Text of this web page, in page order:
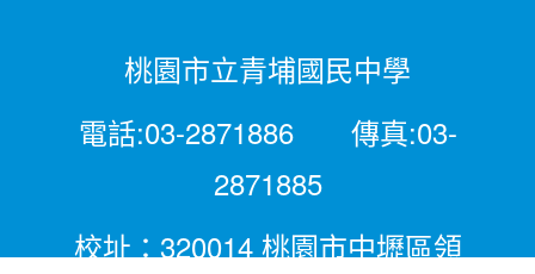
桃園市立青埔國民中學
電話:03-2871886 傳真:03-
2871885
校址：320014 桃園市中壢區領